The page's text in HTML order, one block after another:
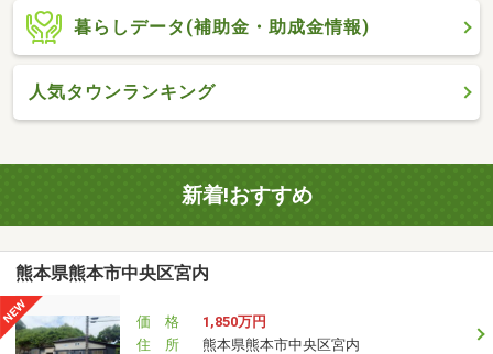
暮らしデータ(補助金・助成金情報)
人気タウンランキング
新着!おすすめ
熊本県熊本市中央区宮内
価 格
1,850万円
住 所
熊本県熊本市中央区宮内